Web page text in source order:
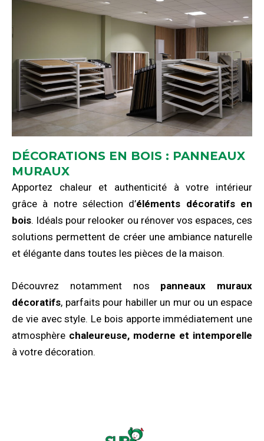
DÉCORATIONS EN BOIS : PANNEAUX
MURAUX
Apportez chaleur et authenticité à votre intérieur
grâce à notre sélection d’éléments décoratifs en
bois. Idéals pour relooker ou rénover vos espaces, ces
solutions permettent de créer une ambiance naturelle
et élégante dans toutes les pièces de la maison.
Découvrez notamment nos panneaux muraux
décoratifs, parfaits pour habiller un mur ou un espace
de vie avec style. Le bois apporte immédiatement une
atmosphère chaleureuse, moderne et intemporelle
à votre décoration.